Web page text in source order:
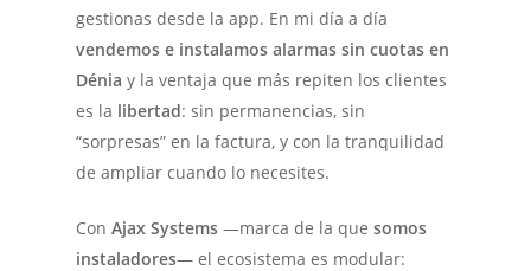
gestionas desde la app. En mi día a día
vendemos e instalamos alarmas sin cuotas en
Dénia y la ventaja que más repiten los clientes
es la libertad: sin permanencias, sin
“sorpresas” en la factura, y con la tranquilidad
de ampliar cuando lo necesites.
ConAjax Systems —marca de la quesomos
instaladores— el ecosistema es modular: